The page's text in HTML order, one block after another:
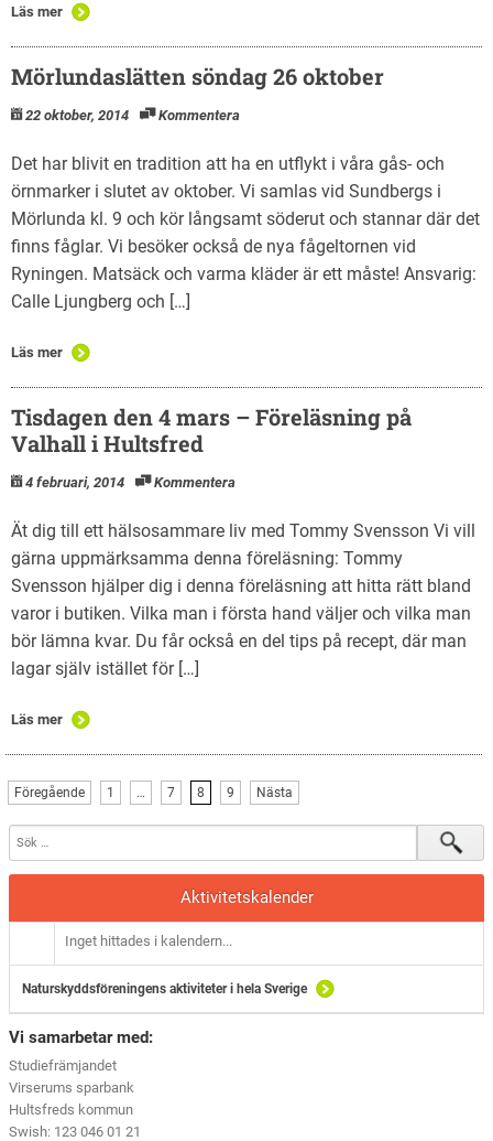
Läs mer
Mörlundaslätten söndag 26 oktober
22 oktober, 2014 Kommentera
Det har blivit en tradition att ha en utflykt i våra gås- och
örnmarker i slutet av oktober. Vi samlas vid Sundbergs i
Mörlunda kl. 9 och kör långsamt söderut och stannar där det
finns fåglar. Vi besöker också de nya fågeltornen vid
Ryningen. Matsäck och varma kläder är ett måste! Ansvarig:
Calle Ljungberg och […]
Läs mer
Tisdagen den 4 mars – Föreläsning på
Valhall i Hultsfred
4 februari, 2014 Kommentera
Ät dig till ett hälsosammare liv med Tommy Svensson Vi vill
gärna uppmärksamma denna föreläsning: Tommy
Svensson hjälper dig i denna föreläsning att hitta rätt bland
varor i butiken. Vilka man i första hand väljer och vilka man
bör lämna kvar. Du får också en del tips på recept, där man
lagar själv istället för […]
Läs mer
Föregående 1 … 7 8 9 Nästa
Aktivitetskalender
Inget hittades i kalendern...
Naturskyddsföreningens aktiviteter i hela Sverige
Vi samarbetar med:
Studiefrämjandet
Virserums sparbank
Hultsfreds kommun
Swish: 123 046 01 21